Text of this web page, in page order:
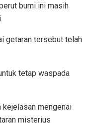
bumi ini masih
getaran tersebut telah
tetap waspada
kejelasan mengenai
misterius